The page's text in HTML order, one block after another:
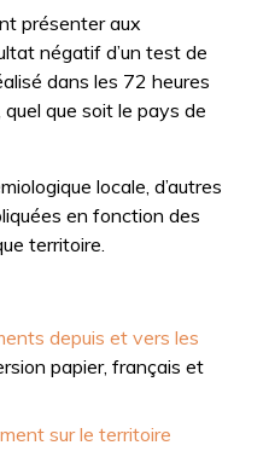
présenter aux
négatif d’un test de
dans les 72 heures
que soit le pays de
locale, d’autres
en fonction des
territoire.
depuis et vers les
papier, français et
sur le territoire